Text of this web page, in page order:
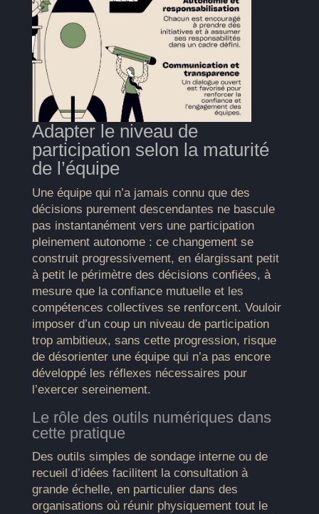
Adapter le niveau de
participation selon la maturité
de l’équipe
Une équipe qui n’a jamais connu que des
décisions purement descendantes ne bascule
pas instantanément vers une participation
pleinement autonome : ce changement se
construit progressivement, en élargissant petit
à petit le périmètre des décisions confiées, à
mesure que la confiance mutuelle et les
compétences collectives se renforcent. Vouloir
imposer d’un coup un niveau de participation
trop ambitieux, sans cette progression, risque
de désorienter une équipe qui n’a pas encore
développé les réflexes nécessaires pour
l’exercer sereinement.
Le rôle des outils numériques dans
cette pratique
Des outils simples de sondage interne ou de
recueil d’idées facilitent la consultation à
grande échelle, en particulier dans des
organisations où réunir physiquement tout le